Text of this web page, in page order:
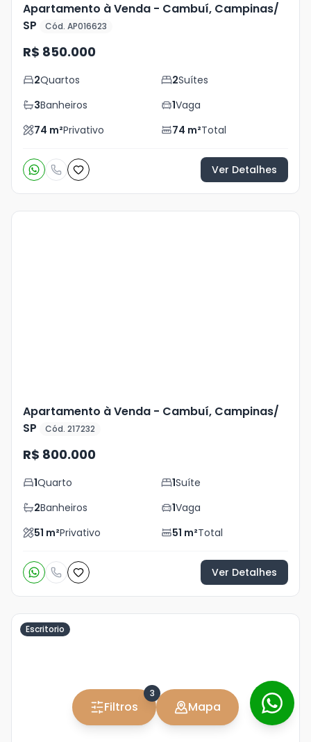
Filtros
3
Mapa
Apartamento à Venda - Cambuí, Campinas/
SP
Cód. AP016623
R$ 850.000
2Quartos 2Suítes
3Banheiros 1Vaga
74 m²Privativo 74 m²Total
Ver Detalhes
Apartamento à Venda - Cambuí, Campinas/
SP
Cód. 217232
R$ 800.000
1Quarto 1Suíte
2Banheiros 1Vaga
51 m²Privativo 51 m²Total
Ver Detalhes
Escritorio